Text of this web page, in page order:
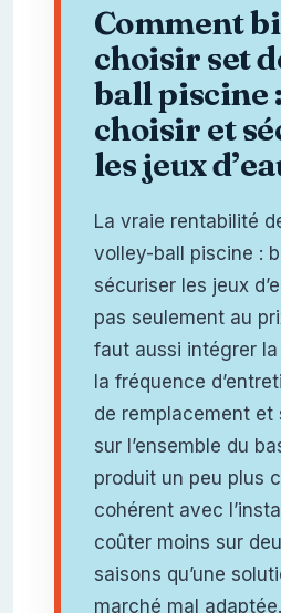
Comment
choisir set
ball piscine
choisir et
les jeux
La vraie rentabilité
volley-ball piscine :
sécuriser les jeux
pas seulement au
faut aussi intégrer la
la fréquence
de remplacement et
sur l’ensemble du
produit un peu plus
cohérent avec
coûter moins sur
saisons qu’une
marché mal adaptée.